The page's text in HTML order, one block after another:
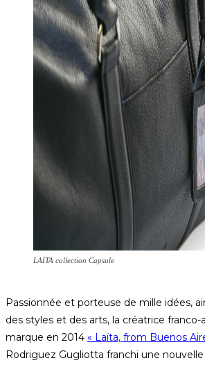
LAITA collection Capsule
Passionnée et porteuse de mille idées,
des styles et des arts, la créatrice
marque en 2014 « Laïta, from Buenos
Rodriguez Gugliotta franchi une